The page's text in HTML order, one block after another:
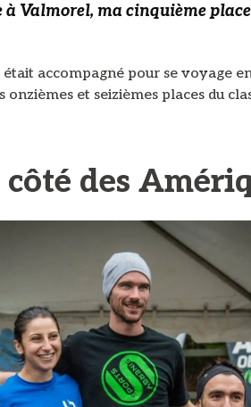
à Valmorel, ma cinquième
était accompagné pour se voyage
onzièmes et seizièmes places du
des